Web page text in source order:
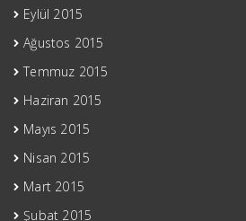
Eylül 2015
Ağustos 2015
Temmuz 2015
Haziran 2015
Mayıs 2015
Nisan 2015
Mart 2015
Şubat 2015